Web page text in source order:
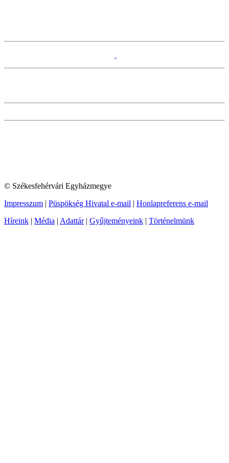
© Székesfehérvári Egyházmegye
Impresszum | Püspökség Hivatal e-mail | Honlapreferens e-mail
Híreink | Média | Adattár| Gyűjteményeink | Történelmünk